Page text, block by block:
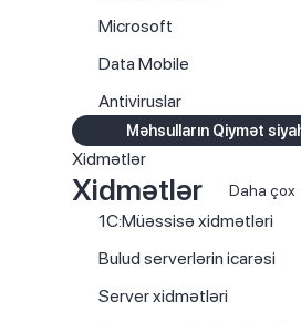
Microsoft
Data Mobile
Antiviruslar
Məhsulların Qiymət
Xidmətlər
Xidmətlər Daha çox
1C:Müəssisə xidmətləri
Bulud serverlərin icarəsi
Server xidmətləri